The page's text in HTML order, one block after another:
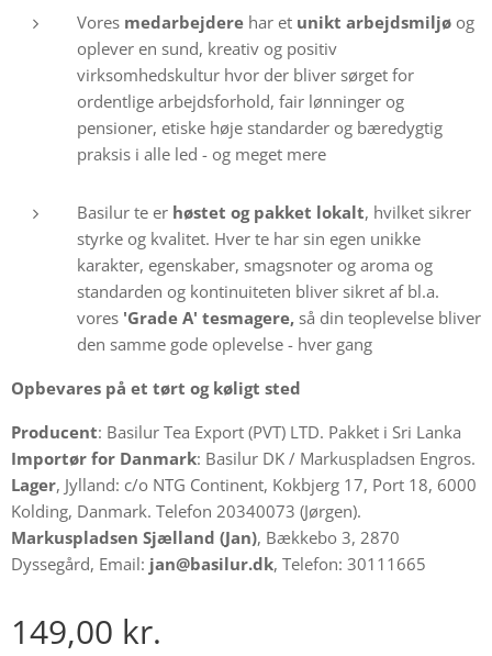
Vores medarbejdere har et unikt arbejdsmiljø og
oplever en sund, kreativ og positiv
virksomhedskultur hvor der bliver sørget for
ordentlige arbejdsforhold, fair lønninger og
pensioner, etiske høje standarder og bæredygtig
praksis i alle led - og meget mere
Basilur te er høstet og pakket lokalt, hvilket sikrer
styrke og kvalitet. Hver te har sin egen unikke
karakter, egenskaber, smagsnoter og aroma og
standarden og kontinuiteten bliver sikret af bl.a.
vores 'Grade A' tesmagere, så din teoplevelse bliver
den samme gode oplevelse - hver gang
Opbevares på et tørt og køligt sted
Producent: Basilur Tea Export (PVT) LTD. Pakket i Sri Lanka
Importør for Danmark: Basilur DK / Markuspladsen Engros.
Lager, Jylland: c/o NTG Continent, Kokbjerg 17, Port 18, 6000
Kolding, Danmark. Telefon 20340073 (Jørgen).
Markuspladsen Sjælland (Jan), Bækkebo 3, 2870
Dyssegård, Email: jan@basilur.dk, Telefon: 30111665
149,00 kr.